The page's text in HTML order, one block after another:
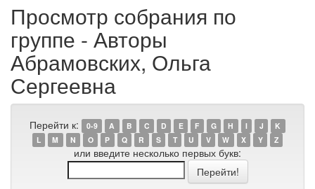
Просмотр собрания по
группе - Авторы
Абрамовских, Ольга
Сергеевна
Перейти к: 0-9 A B C D E F G H I J
K
L
M N O P Q R S T U V W X Y Z
или введите несколько первых букв: